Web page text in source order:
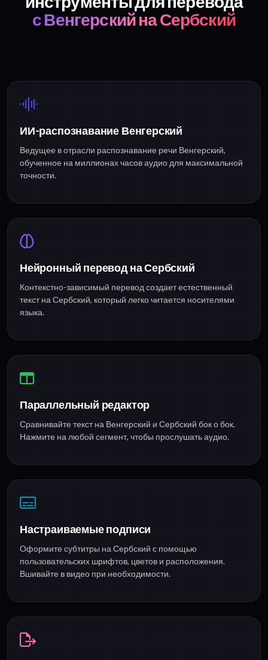
с Венгерский на Сербский
ИИ-распознавание Венгерский
Ведущее в отрасли распознавание речи Венгерский,
обученное на миллионах часов аудио для максимальной
точности.
Нейронный перевод на Сербский
Контекстно-зависимый перевод создает естественный
текст на Сербский, который легко читается носителями
языка.
Параллельный редактор
Сравнивайте текст на Венгерский и Сербский бок о бок.
Нажмите на любой сегмент, чтобы прослушать аудио.
Настраиваемые подписи
Оформите субтитры на Сербский с помощью
пользовательских шрифтов, цветов и расположения.
Вшивайте в видео при необходимости.